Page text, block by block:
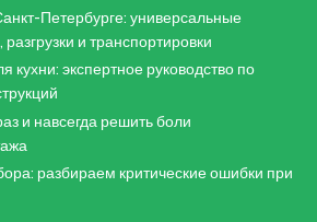
Петербурге: универсальные
и транспортировки
кухни: экспертное руководство по
и навсегда решить боли
разбираем критические ошибки при